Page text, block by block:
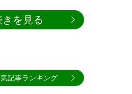
きを見る
気記事ランキング